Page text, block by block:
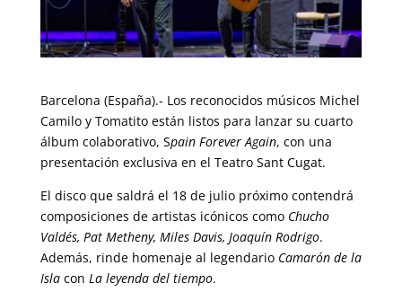
Barcelona (España).- Los reconocidos músicos Michel
Camilo y Tomatito están listos para lanzar su cuarto
álbum colaborativo, Spain Forever Again, con una
presentación exclusiva en el Teatro Sant Cugat.
El disco que saldrá el 18 de julio próximo contendrá
composiciones de artistas icónicos como Chucho
Valdés, Pat Metheny, Miles Davis, Joaquín Rodrigo.
Además, rinde homenaje al legendario Camarón de la
Islacon La leyenda del tiempo.